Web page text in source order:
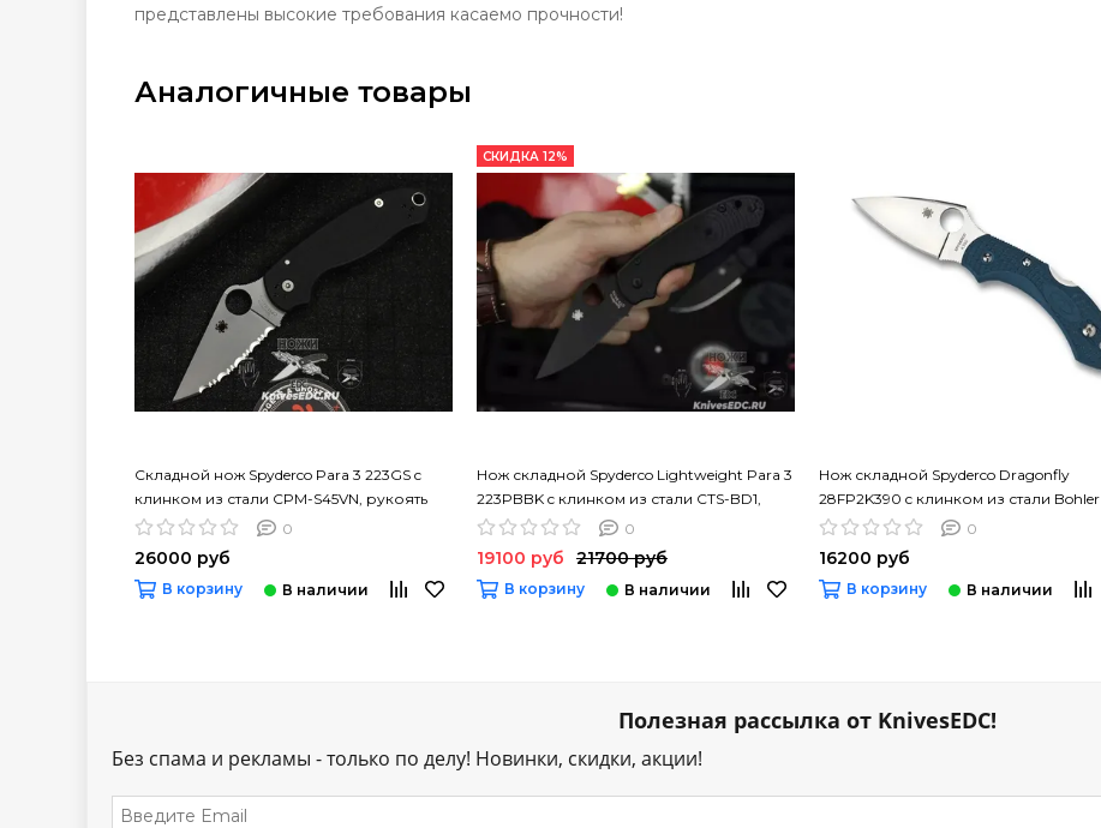
представлены высокие требования касаемо прочности!
Аналогичные товары
Складной нож Spyderco Para 3 223GS c
клинком из стали CPM-S45VN, рукоять
G10
0
26000 руб
В корзину
СКИДКА 12%
Нож складной Spyderco Lightweight Para 3
223PBBK c клинком из стали CTS-BD1,
рукоять FRN
0
19100 руб 21700 руб
В корзину
Нож складной Spyderco Dragonfly
28FP2K390 c клинком из стали Bohler
K390 Microclean, рукоять FRN
0
16200 руб
В корзину
Полезная рассылка от KnivesEDC!
Без спама и рекламы - только по делу! Новинки, скидки, акции!